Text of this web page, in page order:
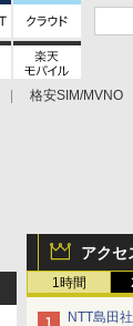
格安SIM/MVNO
アクセ
1時間
NTT島田